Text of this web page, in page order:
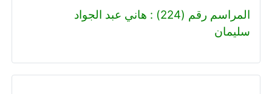
المراسم رقم (224) : هاني عبد الجواد
سليمان